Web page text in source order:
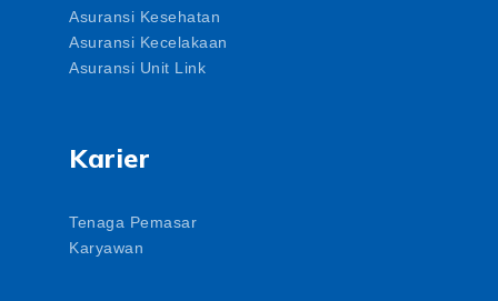
Asuransi Kesehatan
Asuransi Kecelakaan
Asuransi Unit Link
Karier
Tenaga Pemasar
Karyawan